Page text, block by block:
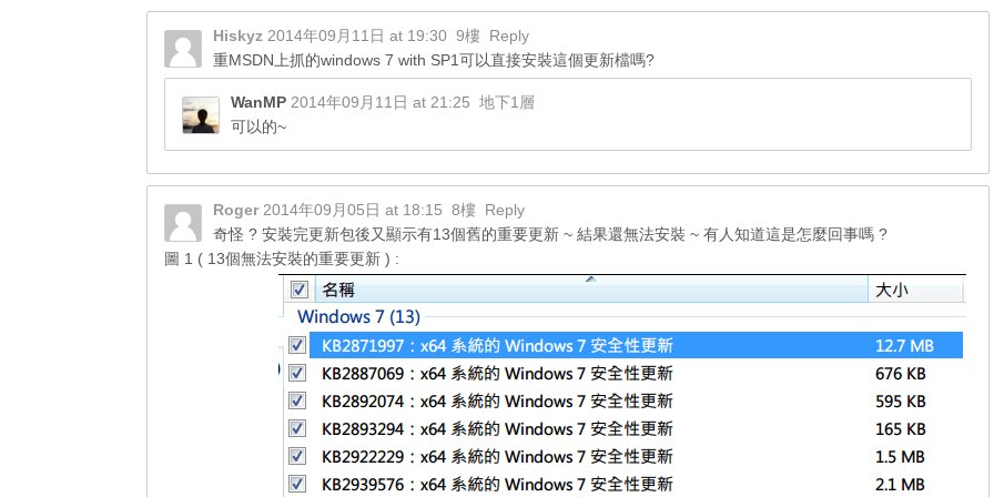
Hiskyz 2014年09月11日 at 19:30 9樓 Reply
重MSDN上抓的windows 7 with SP1可以直接安裝這個更新檔嗎?
WanMP 2014年09月11日 at 21:25 地下1層
可以的~
Roger 2014年09月05日 at 18:15 8樓 Reply
奇怪 ? 安裝完更新包後又顯示有13個舊的重要更新 ~ 結果還無法安裝 ~ 有人知道這是怎麼回事嗎 ?
圖 1 ( 13個無法安裝的重要更新 ) :